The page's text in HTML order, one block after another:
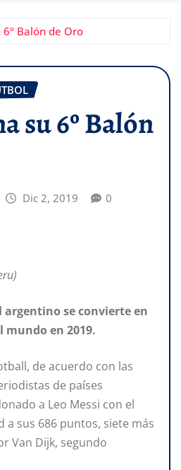
6º Balón de Oro
su 6º Balón
Dic 2, 2019 0
argentino se convierte en
mundo en 2019.
de acuerdo con las
de países
a Leo Messi con el
a sus 686 puntos, siete más
Van Dijk, segundo